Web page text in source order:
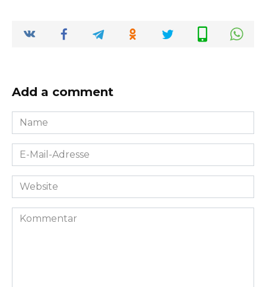
Add a comment
Name
*
E-
Mail-
Adresse
Website
Kommentar